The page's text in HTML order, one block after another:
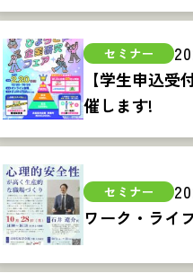
【学生申込
催します!
ワーク・ライ